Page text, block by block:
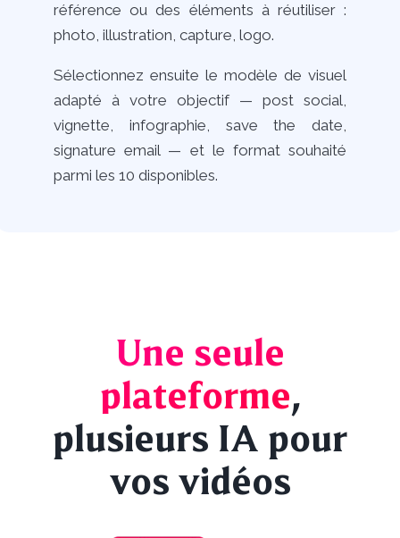
référence ou des éléments à réutiliser :
photo, illustration, capture, logo.
Sélectionnez ensuite le modèle de visuel
adapté à votre objectif — post social,
vignette, infographie, save the date,
signature email — et le format souhaité
parmi les 10 disponibles.
Une seule
plateforme,
plusieurs IA pour
vos vidéos